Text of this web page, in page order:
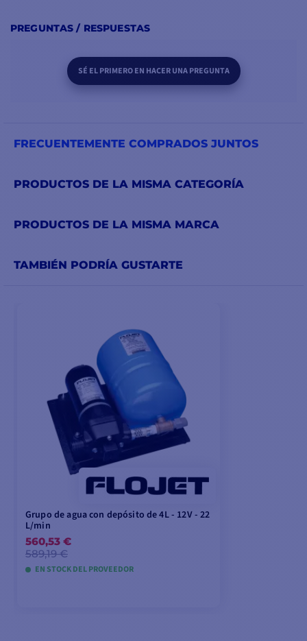
PREGUNTAS / RESPUESTAS
SÉ EL PRIMERO EN HACER UNA PREGUNTA
FRECUENTEMENTE COMPRADOS JUNTOS
PRODUCTOS DE LA MISMA CATEGORÍA
PRODUCTOS DE LA MISMA MARCA
TAMBIÉN PODRÍA GUSTARTE
Grupo de agua con depósito de 4L - 12V - 22
L/min
560,53 €
589,19 €
EN STOCK DEL PROVEEDOR